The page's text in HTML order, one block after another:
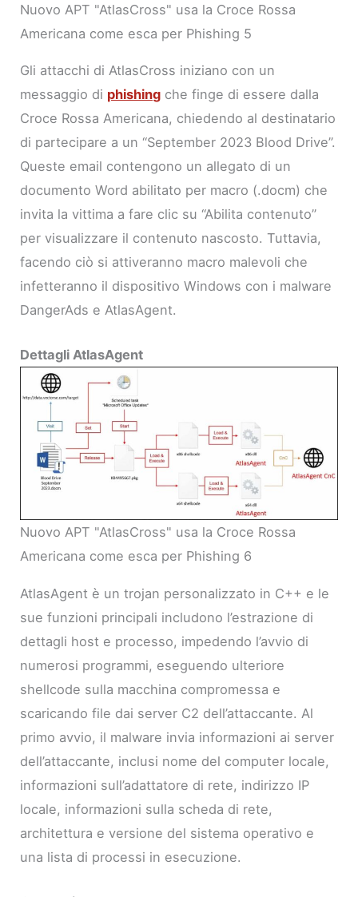
Nuovo APT "AtlasCross" usa la Croce Rossa
Americana come esca per Phishing 5
Gli attacchi di AtlasCross iniziano con un
messaggio di phishing che finge di essere dalla
Croce Rossa Americana, chiedendo al destinatario
di partecipare a un “September 2023 Blood Drive”.
Queste email contengono un allegato di un
documento Word abilitato per macro (.docm) che
invita la vittima a fare clic su “Abilita contenuto”
per visualizzare il contenuto nascosto. Tuttavia,
facendo ciò si attiveranno macro malevoli che
infetteranno il dispositivo Windows con i malware
DangerAds e AtlasAgent.
Dettagli AtlasAgent
Nuovo APT "AtlasCross" usa la Croce Rossa
Americana come esca per Phishing 6
AtlasAgent è un trojan personalizzato in C++ e le
sue funzioni principali includono l’estrazione di
dettagli host e processo, impedendo l’avvio di
numerosi programmi, eseguendo ulteriore
shellcode sulla macchina compromessa e
scaricando file dai server C2 dell’attaccante. Al
primo avvio, il malware invia informazioni ai server
dell’attaccante, inclusi nome del computer locale,
informazioni sull’adattatore di rete, indirizzo IP
locale, informazioni sulla scheda di rete,
architettura e versione del sistema operativo e
una lista di processi in esecuzione.